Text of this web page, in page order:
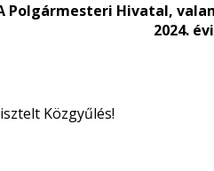
Polgármesteri Hivatal,
2024.
Közgyűlés!